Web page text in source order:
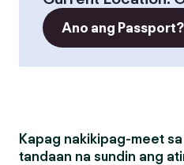
Ano ang Passport?
Kapag nakikipag-meet
tandaan na sundin ang